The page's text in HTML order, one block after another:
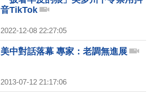
音TikTok
2022-12-08 22:27:05
美中對話落幕 專家：老調無進展
2013-07-12 21:17:06